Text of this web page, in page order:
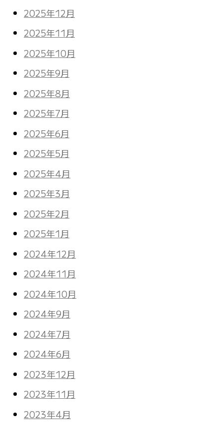
2025年12月
2025年11月
2025年10月
2025年9月
2025年8月
2025年7月
2025年6月
2025年5月
2025年4月
2025年3月
2025年2月
2025年1月
2024年12月
2024年11月
2024年10月
2024年9月
2024年7月
2024年6月
2023年12月
2023年11月
2023年4月